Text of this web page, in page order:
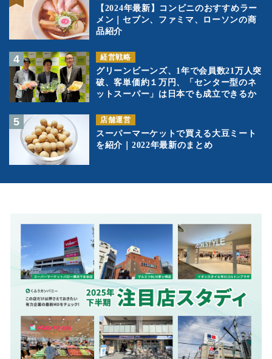
【2024年最新】コンビニのおすすめラー
メン｜セブン、ファミマ、ローソンの商
品紹介
経営戦略
グリーンビーンズ、1年で会員数21万人突
破、客単価約１万円、「センター型のネ
ットスーパー」は日本でも成立できるか
店舗運営
スーパーマーケットで買える大豆ミート
を紹介｜2022年最新のまとめ